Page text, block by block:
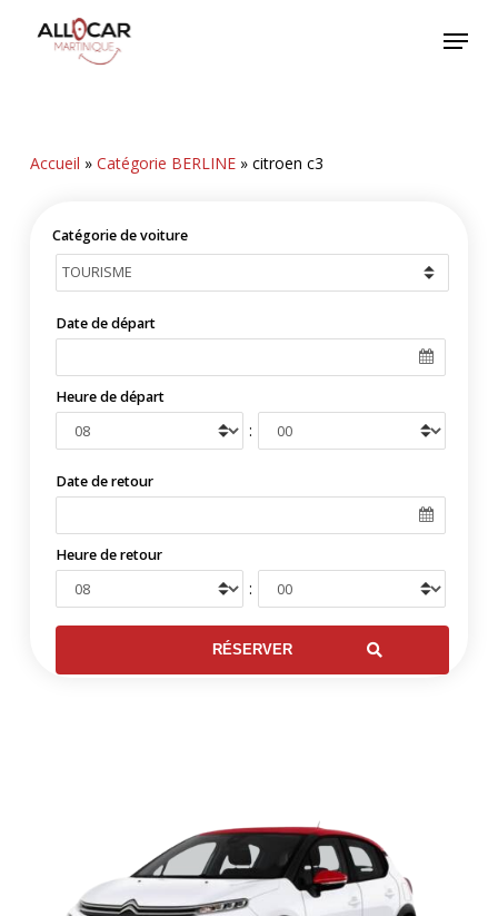
Menu
Accueil » Catégorie BERLINE» citroen c3
Catégorie de voiture
Date de départ
Heure de départ
:
Date de retour
Heure de retour
: